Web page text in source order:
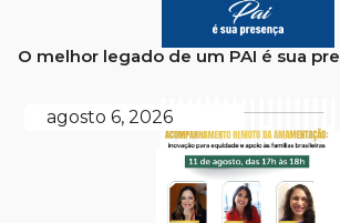
O melhor legado de um PAI é sua
agosto 6, 2026